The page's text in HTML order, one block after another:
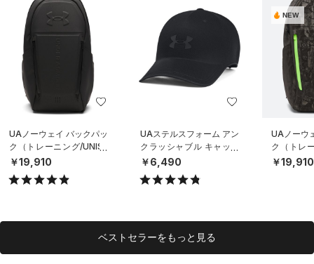
UAノーウェイ バックパッ
ク（トレーニング/UNISE
X）
￥19,910
UAステルスフォーム アン
クラッシャブル キャップ
（ライフスタイル/UNISE
￥6,490
NEW
UAノーウ
ク（トレ
X）
￥19,910
ベストセラーをもっと見る